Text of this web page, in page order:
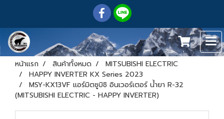
หน้าแรก สินค้าทั้งหมด
MITSUBISHI ELECTRIC
HAPPY INVERTER KX Series 2023
MSY-KX13VF แอร์มิตซูบิชิ อินเวอร์เตอร์ น้ำยา R-32
(MITSUBISHI ELECTRIC - HAPPY INVERTER)